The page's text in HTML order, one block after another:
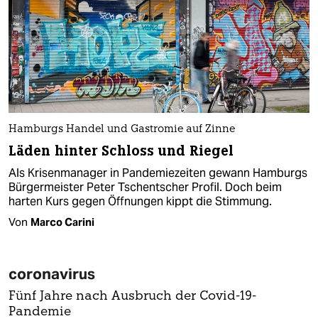
Hamburgs Handel und Gastromie auf Zinne
Läden hinter Schloss und Riegel
Als Krisenmanager in Pandemiezeiten gewann Hamburgs
Bürgermeister Peter Tschentscher Profil. Doch beim
harten Kurs gegen Öffnungen kippt die Stimmung.
Von Marco Carini
coronavirus
Fünf Jahre nach Ausbruch der Covid-19-
Pandemie